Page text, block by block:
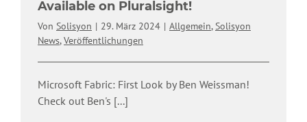
Available on Pluralsight!
Von Solisyon | 29. März 2024 | Allgemein,Solisyon
News,Veröffentlichungen
Microsoft Fabric: First Look by Ben Weissman!
Check out Ben's [...]